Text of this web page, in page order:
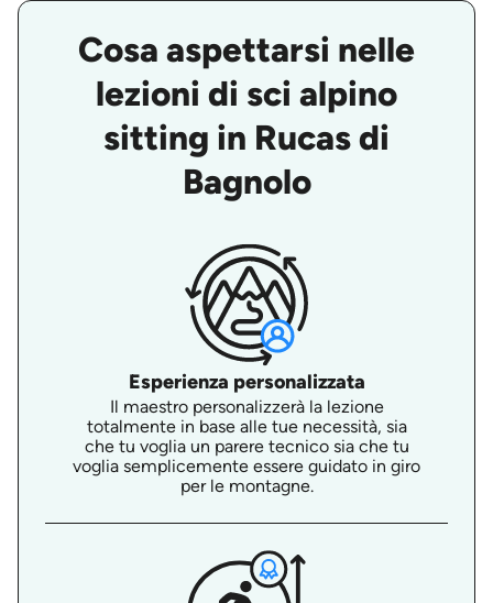
Cosa aspettarsi nelle
lezioni di sci alpino
sitting in Rucas di
Bagnolo
Esperienza personalizzata
Il maestro personalizzerà la lezione
totalmente in base alle tue necessità, sia
che tu voglia un parere tecnico sia che tu
voglia semplicemente essere guidato in giro
per le montagne.